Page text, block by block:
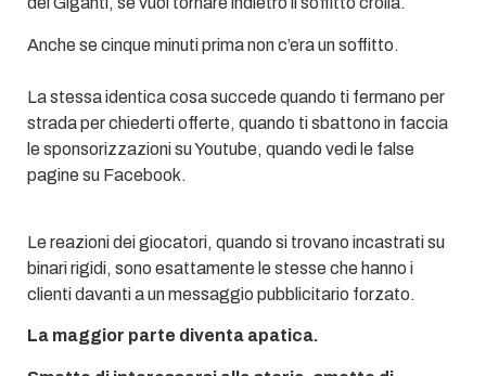
Anche se cinque minuti prima non c’era un soffitto.
La stessa identica cosa succede quando ti fermano per
strada per chiederti offerte, quando ti sbattono in faccia
le sponsorizzazioni su Youtube, quando vedi le false
pagine su Facebook.
Le reazioni dei giocatori, quando si trovano incastrati su
binari rigidi, sono esattamente le stesse che hanno i
clienti davanti a un messaggio pubblicitario forzato.
La maggior parte diventa apatica.